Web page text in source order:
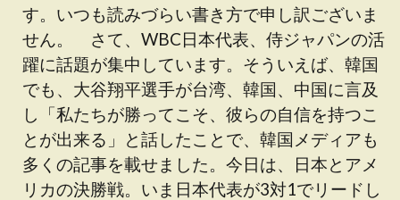
す。いつも読みづらい書き方で申し訳ございま
せん。 さて、WBC日本代表、侍ジャパンの活
躍に話題が集中しています。そういえば、韓国
でも、大谷翔平選手が台湾、韓国、中国に言及
し「私たちが勝ってこそ、彼らの自信を持つこ
とが出来る」と話したことで、韓国メディアも
多くの記事を載せました。今日は、日本とアメ
リカの決勝戦。いま日本代表が3対1でリードし